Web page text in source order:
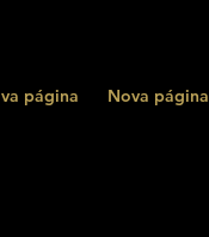
página Nova página